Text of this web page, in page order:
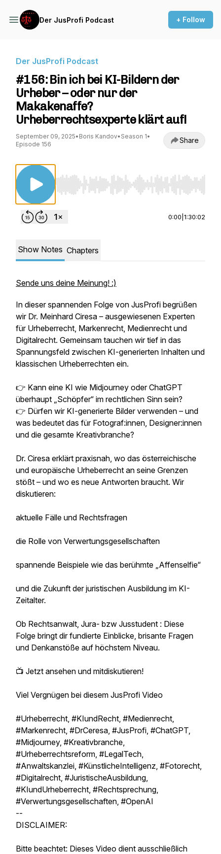
Der JusProfi Podcast + Follow
Der JusProfi Podcast
#156: Bin ich bei KI-Bildern der
Urheber – oder nur der
Makakenaffe?
Urheberrechtsexperte klärt auf!
September 09, 2025• Boris Kandov• Season 1•
Episode 156
Share
Use Left/Right to seek, Home/End to jump to
0:00 1:30:02
Show Notes Chapters
Sende uns deine Meinung! :)
In dieser spannenden Folge von JusProfi begrüßen
wir Dr. Meinhard Ciresa – ausgewiesenen Experten
für Urheberrecht, Markenrecht, Medienrecht und
Digitalrecht. Gemeinsam tauchen wir tief in das
Spannungsfeld zwischen KI-generierten Inhalten und
klassischen Urheberrechten ein.
👉 Kann eine KI wie Midjourney oder ChatGPT
überhaupt „Schöpfer“ im rechtlichen Sinn sein?
👉 Dürfen wir KI-generierte Bilder verwenden – und
was bedeutet das für Fotograf:innen, Designer:innen
und die gesamte Kreativbranche?
Dr. Ciresa erklärt praxisnah, wo das österreichische
und europäische Urheberrecht an seine Grenzen
stößt – und wo es neue Antworten braucht. Wir
diskutieren:
aktuelle Fälle und Rechtsfragen
die Rolle von Verwertungsgesellschaften
spannende Beispiele wie das berühmte „Affenselfie“
und die Zukunft der juristischen Ausbildung im KI-
Zeitalter.
Ob Rechtsanwalt, Jura- bzw Jusstudent : Diese
Folge bringt dir fundierte Einblicke, brisante Fragen
und Denkanstöße auf höchstem Niveau.
📺 Jetzt ansehen und mitdiskutieren!
Viel Vergnügen bei diesem JusProfi Video
#Urheberrecht, #KIundRecht, #Medienrecht,
#Markenrecht, #DrCeresa, #JusProfi, #ChatGPT,
#Midjourney, #Kreativbranche,
#Urheberrechtsreform, #LegalTech,
#Anwaltskanzlei, #KünstlicheIntelligenz, #Fotorecht,
#Digitalrecht, #JuristischeAusbildung,
#KIundUrheberrecht, #Rechtsprechung,
#Verwertungsgesellschaften, #OpenAI
--
DISCLAIMER:
Bitte beachtet: Dieses Video dient ausschließlich